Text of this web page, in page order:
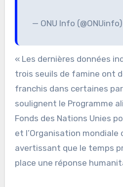
— ONU Info (@ONUinfo)
« Les dernières données
trois seuils de famine ont
franchis dans certaines
soulignent le Programme
Fonds des Nations Unies
et l’Organisation mondiale
avertissant que le temps
place une réponse